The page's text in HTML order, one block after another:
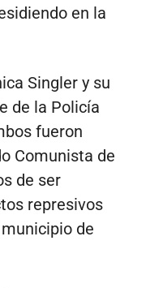
en la
Singler y su
de la Policía
fueron
Comunista de
de ser
represivos
de